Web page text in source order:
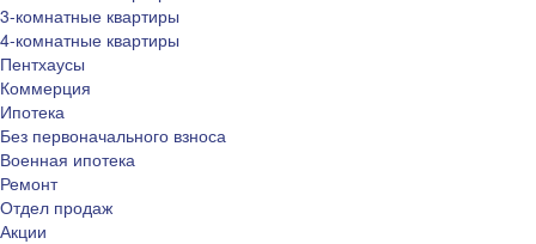
3-комнатные квартиры
4-комнатные квартиры
Пентхаусы
Коммерция
Ипотека
Без первоначального взноса
Военная ипотека
Ремонт
Отдел продаж
Акции